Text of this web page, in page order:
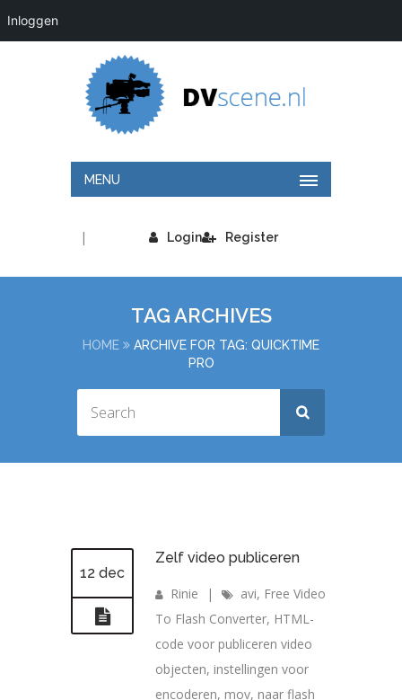
Inloggen
MENU
Login
| Register
TAG ARCHIVES
HOME
ARCHIVE FOR TAG: QUICKTIME
PRO
12 dec
Zelf video publiceren
Rinie | avi, Free Video
To Flash Converter, HTML-
code voor publiceren video
objecten, instellingen voor
encoderen, mov, naar flash